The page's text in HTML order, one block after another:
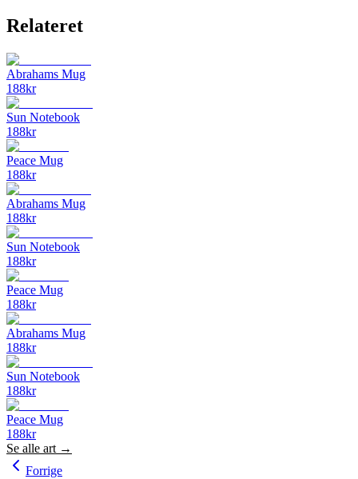
Relateret
Abrahams Mug
188kr
Sun Notebook
188kr
Peace Mug
188kr
Abrahams Mug
188kr
Sun Notebook
188kr
Peace Mug
188kr
Abrahams Mug
188kr
Sun Notebook
188kr
Peace Mug
188kr
Se alle art →
Forrige